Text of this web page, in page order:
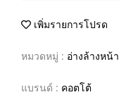
เพิ่มรายการโปรด
หมวดหมู่ : อ่างล้างหน้า
แบรนด์ : คอตโต้